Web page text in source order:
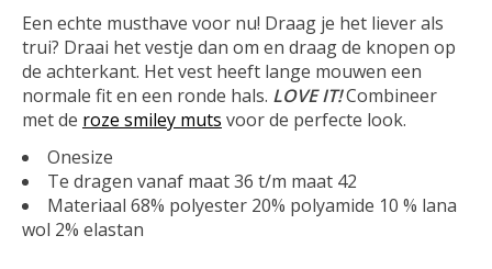
Een echte musthave voor nu! Draag je het liever als
trui? Draai het vestje dan om en draag de knopen op
de achterkant. Het vest heeft lange mouwen een
normale fit en een ronde hals. LOVE IT!Combineer
met de roze smiley muts voor de perfecte look.
Onesize
Te dragen vanaf maat 36 t/m maat 42
Materiaal 68% polyester 20% polyamide 10 % lana
wol 2% elastan